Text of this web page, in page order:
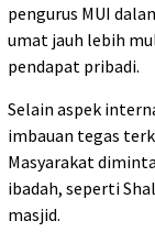
pengurus MUI
umat jauh lebih
pendapat pribadi.
Selain aspek
imbauan tegas
Masyarakat
ibadah, seperti
masjid.